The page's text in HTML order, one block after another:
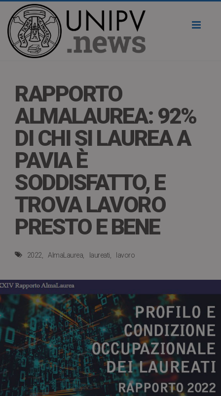
RAPPORTO
ALMALAUREA: 92%
DI CHI SI LAUREA A
PAVIA È
SODDISFATTO, E
TROVA LAVORO
PRESTO E BENE
2022 AlmaLaurea laureati lavoro